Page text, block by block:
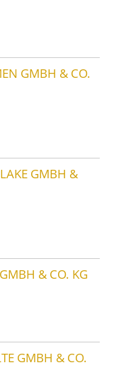
GMBH & CO.
GMBH &
& CO. KG
GMBH & CO.